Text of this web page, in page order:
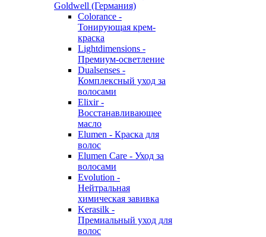
Goldwell (Германия)
Colorance -
Тонирующая крем-
краска
Lightdimensions -
Премиум-осветление
Dualsenses -
Комплексный уход за
волосами
Elixir -
Восстанавливающее
масло
Elumen - Краска для
волос
Elumen Care - Уход за
волосами
Evolution -
Нейтральная
химическая завивка
Kerasilk -
Премиальный уход для
волос